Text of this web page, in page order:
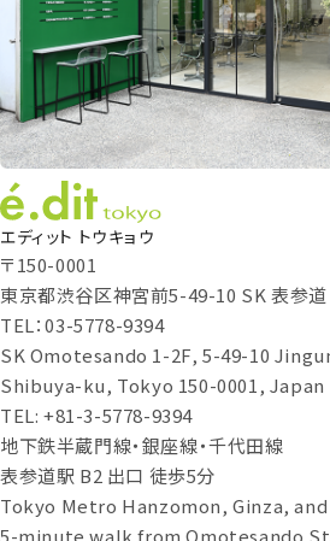
エディット トウキョウ
〒150-0001
東京都渋谷区神宮前5-49-10 SK 表参道
TEL：03-5778-9394
SK Omotesando 1-2F, 5-49-10
Shibuya-ku, Tokyo 150-0001, Japan
TEL: +81-3-5778-9394
地下鉄半蔵門線・銀座線・千代田線
表参道駅 B2 出口 徒歩5分
Tokyo Metro Hanzomon, Ginza, and
5-minute walk from Omotesando